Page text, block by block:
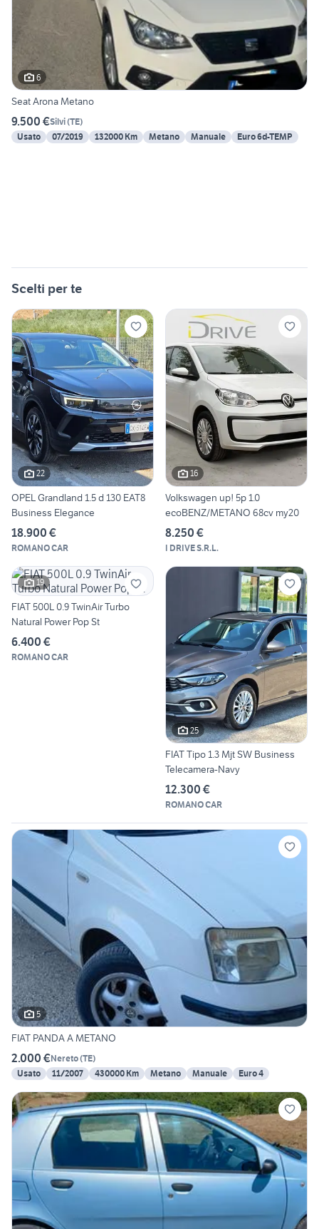
6
Seat Arona Metano
9.500 €Silvi(TE)
Usato
07/2019 132000 Km Metano Manuale Euro 6d-TEMP
Scelti per te
22
OPEL Grandland 1.5 d 130 EAT8
Business Elegance
18.900 €
ROMANO CAR
16
Volkswagen up! 5p 1.0
ecoBENZ/METANO 68cv my20
8.250 €
I DRIVE S.R.L.
19
FIAT 500L 0.9 TwinAir Turbo
Natural Power Pop St
6.400 €
ROMANO CAR
25
FIAT Tipo 1.3 Mjt SW Business
Telecamera-Navy
12.300 €
ROMANO CAR
5
FIAT PANDA A METANO
2.000 €Nereto(TE)
Usato
11/2007 430000 Km Metano Manuale Euro 4